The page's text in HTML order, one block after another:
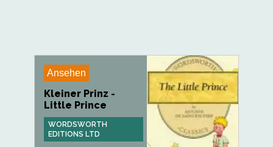
Ansehen
Kleiner Prinz -
Little Prince
WORDSWORTH
EDITIONS LTD